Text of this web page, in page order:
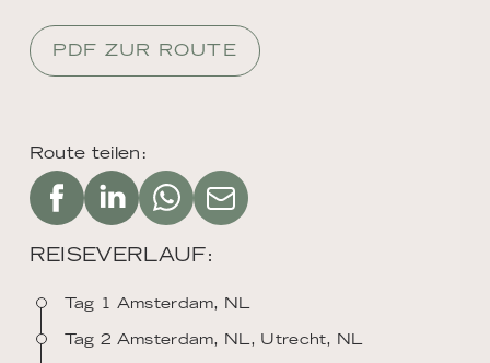
Route teilen:
REISEVERLAUF:
Tag 1 Amsterdam, NL
Tag 2 Amsterdam, NL, Utrecht, NL
PDF ZUR ROUTE